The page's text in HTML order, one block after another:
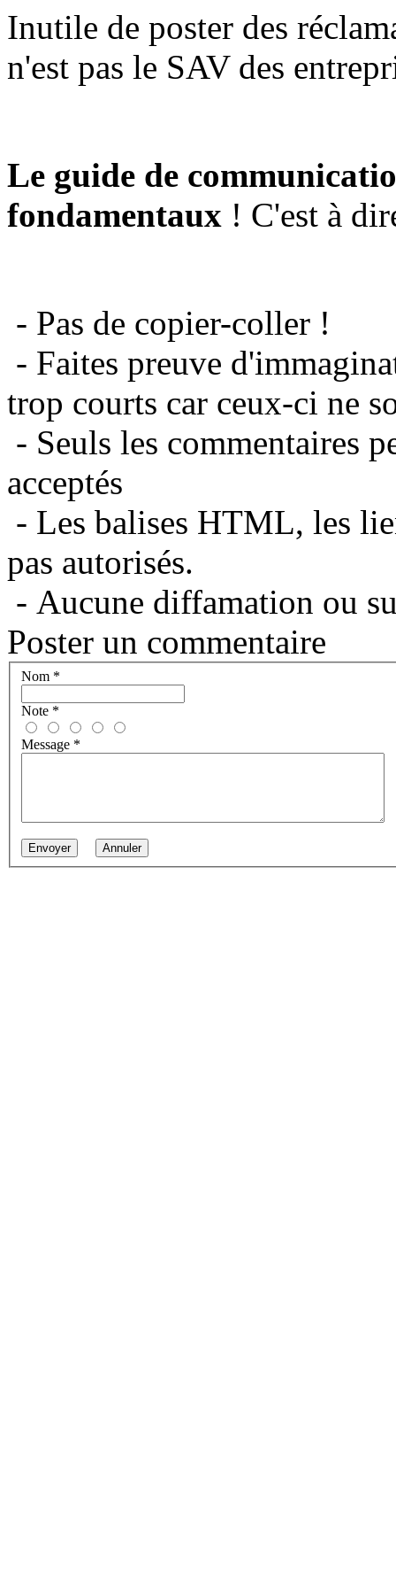
Inutile de poster des
n'est pas le SAV des
Le guide de
fondamentaux ! C'est à
- Pas de copier-coller !
- Faites preuve
trop courts car ceux-ci ne
- Seuls les commentaires
acceptés
- Les balises HTML, les
pas autorisés.
- Aucune diffamation ou
Poster un commentaire
Nom *
Note *
Message *